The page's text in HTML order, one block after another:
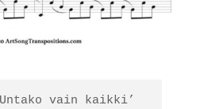
vain kaikki’